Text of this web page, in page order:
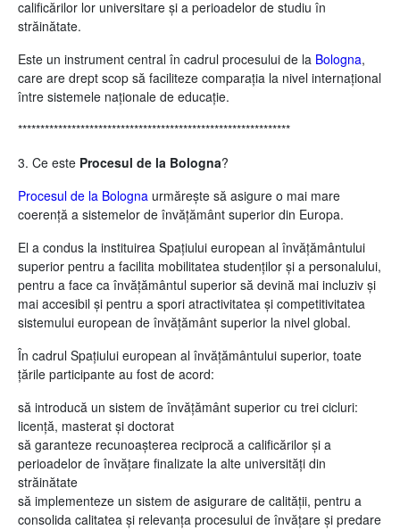
calificărilor lor universitare și a perioadelor de studiu în
străinătate.
Este un instrument central în cadrul procesului de la Bologna,
care are drept scop să faciliteze comparația la nivel internațional
între sistemele naționale de educație.
*************************************************************
3. Ce este Procesul de la Bologna?
Procesul de la Bologna urmărește să asigure o mai mare
coerență a sistemelor de învățământ superior din Europa.
El a condus la instituirea Spațiului european al învățământului
superior pentru a facilita mobilitatea studenților și a personalului,
pentru a face ca învățământul superior să devină mai incluziv și
mai accesibil și pentru a spori atractivitatea și competitivitatea
sistemului european de învățământ superior la nivel global.
În cadrul Spațiului european al învățământului superior, toate
țările participante au fost de acord:
să introducă un sistem de învățământ superior cu trei cicluri:
licență, masterat și doctorat
să garanteze recunoașterea reciprocă a calificărilor și a
perioadelor de învățare finalizate la alte universități din
străinătate
să implementeze un sistem de asigurare de calității, pentru a
consolida calitatea și relevanța procesului de învățare și predare